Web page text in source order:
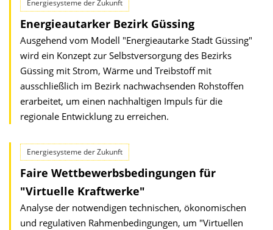
Energiesysteme der Zukunft
Energieautarker Bezirk Güssing
Ausgehend vom Modell "Energieautarke Stadt Güssing"
wird ein Konzept zur Selbstversorgung des Bezirks
Güssing mit Strom, Wärme und Treibstoff mit
ausschließlich im Bezirk nachwachsenden Rohstoffen
erarbeitet, um einen nachhaltigen Impuls für die
regionale Entwicklung zu erreichen.
Energiesysteme der Zukunft
Faire Wettbewerbsbedingungen für
"Virtuelle Kraftwerke"
Analyse der notwendigen technischen, ökonomischen
und regulativen Rahmenbedingungen, um "Virtuellen